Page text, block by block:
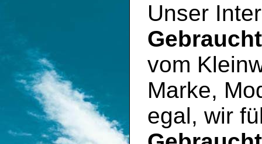
Unser
vom
Marke,
egal, wir